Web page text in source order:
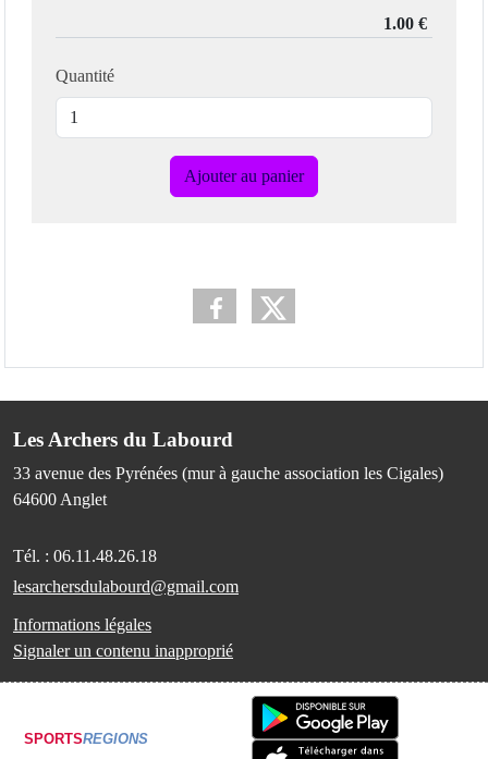
Quantité
Ajouter au panier
Les Archers du Labourd
33 avenue des Pyrénées (mur à gauche association les Cigales)
64600 Anglet
Tél. : 06.11.48.26.18
lesarchersdulabourd@gmail.com
Informations légales
Signaler un contenu inapproprié
SPORTSREGIONS